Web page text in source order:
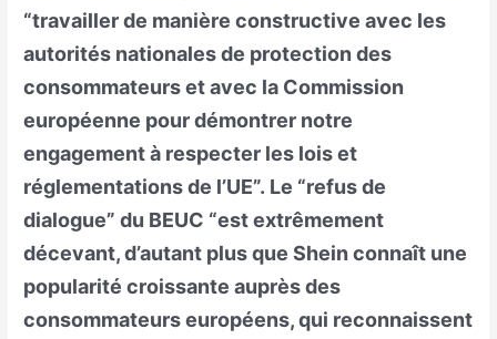
“travailler de manière constructive avec les
autorités nationales de protection des
consommateurs et avec la Commission
européenne pour démontrer notre
engagement à respecter les lois et
réglementations de l’UE”. Le “refus de
dialogue” du BEUC “est extrêmement
décevant, d’autant plus que Shein connaît une
popularité croissante auprès des
consommateurs européens, qui reconnaissent